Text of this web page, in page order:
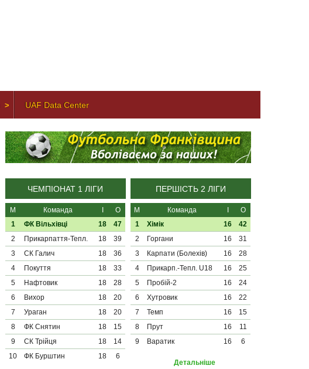
UAF Data Center
ЧЕМПІОНАТ 1 ЛІГИ
М Команда
О
1
ФК Вільхівці 18
47
2
Прикарпаття-Тепл. 18
39
3
СК Галич 18
36
4
Покуття 18
33
5
Нафтовик 18
28
6
Вихор 18
20
7
Ураган 18
20
8
ФК Снятин 18
15
9
СК Трійця 18
14
10
ФК Бурштин 18 6
ПЕРШІСТЬ 2 ЛІГИ
М Команда
О
1
Хімік 16
42
2
Горгани 16
31
3
Карпати (Болехів) 16
28
4
Прикарп.-Тепл. U18 16
25
5
Пробій-2 16
24
6
Хутровик 16
22
7
Темп 16
15
8
Прут 16
11
9
Варатик 16 6
Детальніше